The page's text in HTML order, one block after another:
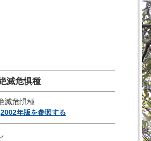
滅危惧種
滅危惧種
2002年版を参照する